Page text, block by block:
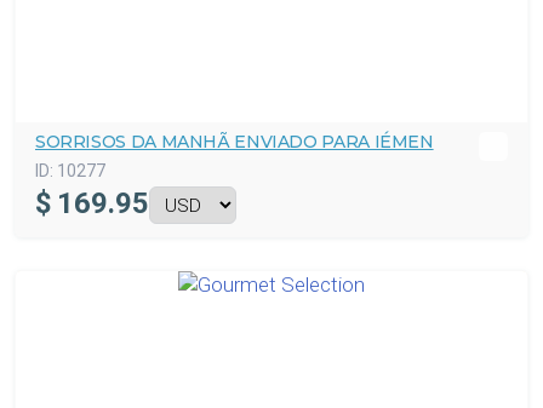
SORRISOS DA MANHÃ ENVIADO PARA IÉMEN
ID: 10277
$ 169.95